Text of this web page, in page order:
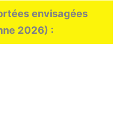
envisagées
2026) :